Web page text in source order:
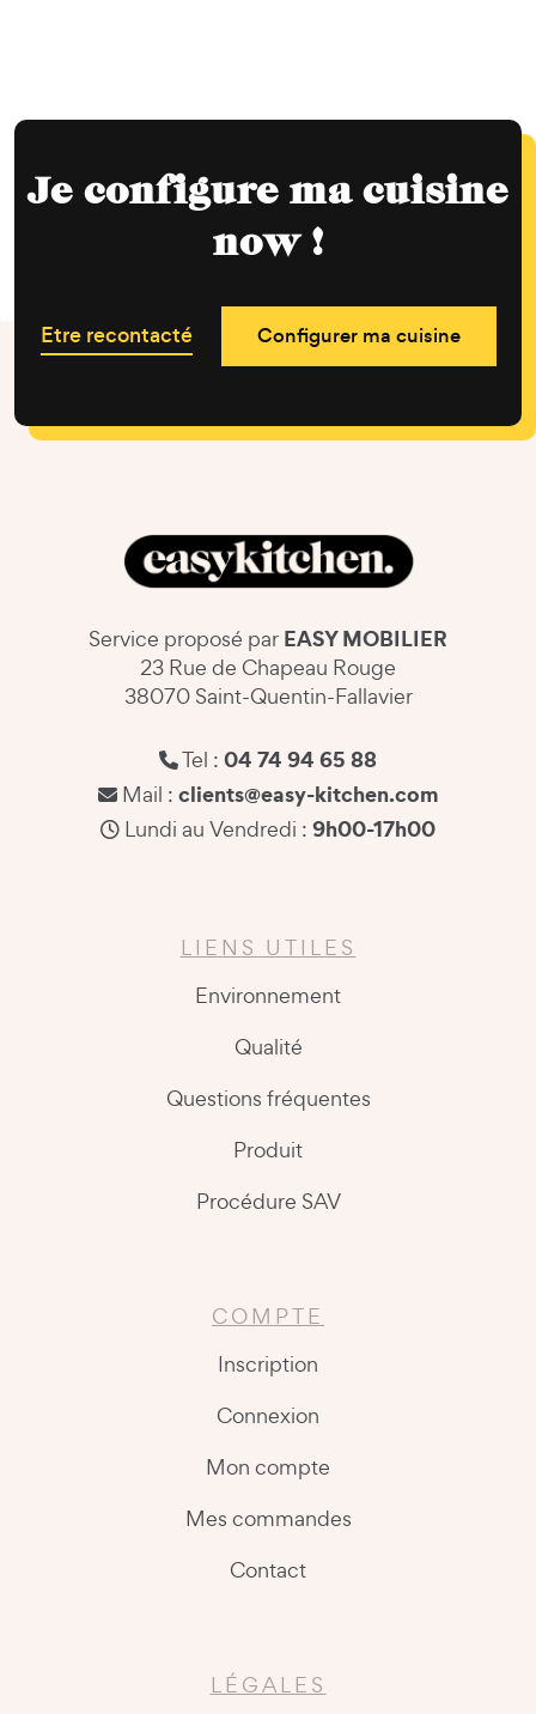
Je configure ma cuisine
now !
Etre recontacté Configurer ma cuisine
Service proposé par EASY MOBILIER
23 Rue de Chapeau Rouge
38070 Saint-Quentin-Fallavier
Tel : 04 74 94 65 88
Mail : clients@easy-kitchen.com
Lundi au Vendredi : 9h00-17h00
LIENS UTILES
Environnement
Qualité
Questions fréquentes
Produit
Procédure SAV
COMPTE
Inscription
Connexion
Mon compte
Mes commandes
Contact
LÉGALES